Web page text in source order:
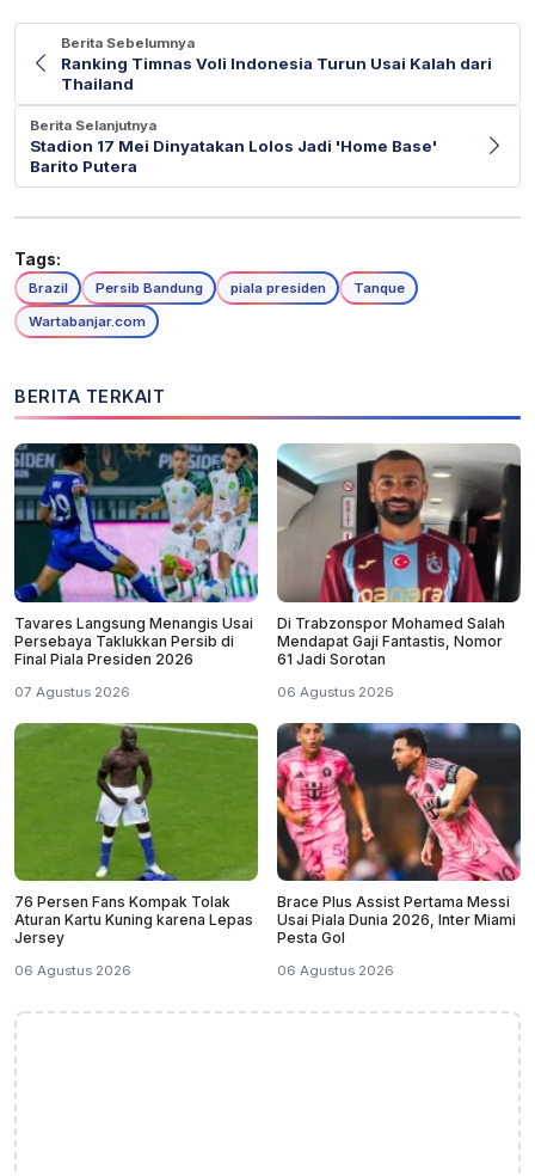
Berita Sebelumnya
Ranking Timnas Voli Indonesia Turun Usai Kalah dari
Thailand
Berita Selanjutnya
Stadion 17 Mei Dinyatakan Lolos Jadi 'Home Base'
Barito Putera
Tags:
Brazil Persib Bandung piala presiden
Tanque
Wartabanjar.com
BERITA TERKAIT
Tavares Langsung Menangis Usai
Persebaya Taklukkan Persib di
Final Piala Presiden 2026
07 Agustus 2026
Di Trabzonspor Mohamed Salah
Mendapat Gaji Fantastis, Nomor
61 Jadi Sorotan
06 Agustus 2026
76 Persen Fans Kompak Tolak
Aturan Kartu Kuning karena Lepas
Jersey
06 Agustus 2026
Brace Plus Assist Pertama Messi
Usai Piala Dunia 2026, Inter Miami
Pesta Gol
06 Agustus 2026